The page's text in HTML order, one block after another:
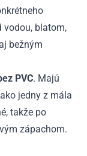
vodou, blatom,
bežným
PVC. Majú
jedny z mála
takže po
zápachom.